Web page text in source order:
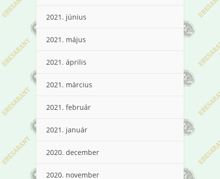
2021. június
2021. május
2021. április
2021. március
2021. február
2021. január
2020. december
2020. november